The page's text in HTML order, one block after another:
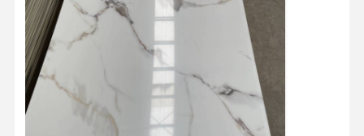
Bảng tường WPC
tấm tường 3d
Bảng tường bên ngoài